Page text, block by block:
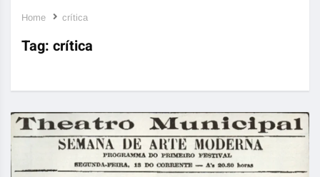
Home crítica
Tag: crítica